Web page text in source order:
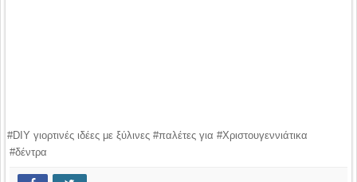
#DIY γιορτινές ιδέες με ξύλινες #παλέτες για #Χριστουγεννιάτικα
#δέντρα